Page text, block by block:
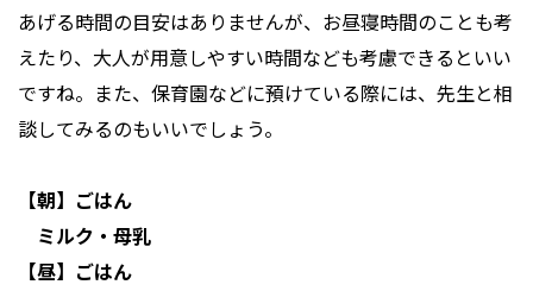
あげる時間の目安はありませんが、お昼寝時間のことも考
えたり、大人が用意しやすい時間なども考慮できるといい
ですね。また、保育園などに預けている際には、先生と相
談してみるのもいいでしょう。
【朝】ごはん
ミルク・母乳
【昼】ごはん